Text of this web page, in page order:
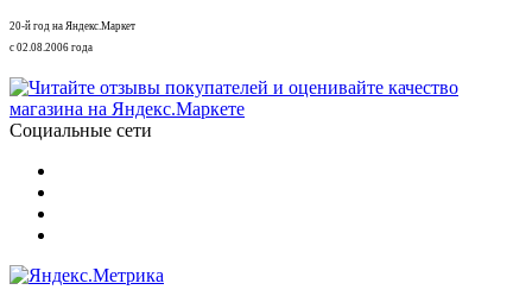
20-й год на Яндекс.Маркет
с 02.08.2006 года
Социальные сети